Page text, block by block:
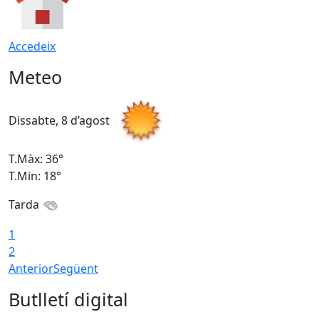
Accedeix
Meteo
Dissabte, 8 d’agost
T.Màx: 36°
T.Min: 18°
Tarda
1
2
AnteriorSegüent
Butlletí digital